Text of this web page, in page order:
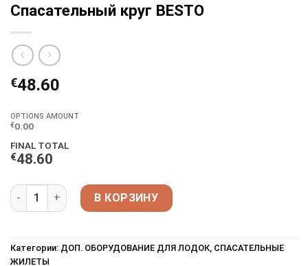
Спасательный круг BESTO
€48.60
OPTIONS AMOUNT
€0.00
FINAL TOTAL
€48.60
Количество товара Спасательный круг BESTO
В КОРЗИНУ
Категории: ДОП. ОБОРУДОВАНИЕ ДЛЯ ЛОДОК СПАСАТЕЛЬНЫЕ
ЖИЛЕТЫ